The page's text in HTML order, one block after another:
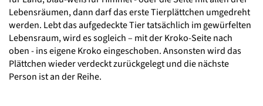
Lebensräumen, dann darf das erste Tierplättchen umgedreht
werden. Lebt das aufgedeckte Tier tatsächlich im gewürfelten
Lebensraum, wird es sogleich – mit der Kroko-Seite nach
oben - ins eigene Kroko eingeschoben. Ansonsten wird das
Plättchen wieder verdeckt zurückgelegt und die nächste
Person ist an der Reihe.